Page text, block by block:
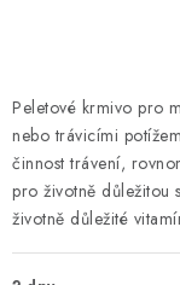
Podmínky ochrany
Peletové krmivo pro
nebo trávicími
činnost trávení,
pro životně důležitou
životně důležité